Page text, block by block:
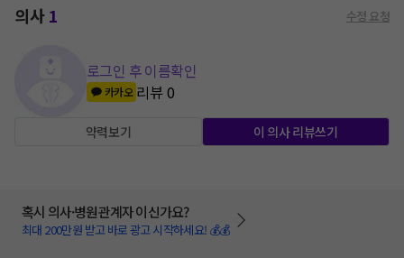
의사1 수정 요청
로그인 후 이름확인
카카오 리뷰0
약력보기 이 의사 리뷰쓰기
혹시 의사·병원관계자 이신가요?
최대 200만원 받고 바로 광고 시작하세요! 💰💰